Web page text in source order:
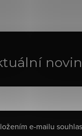
e-mailu